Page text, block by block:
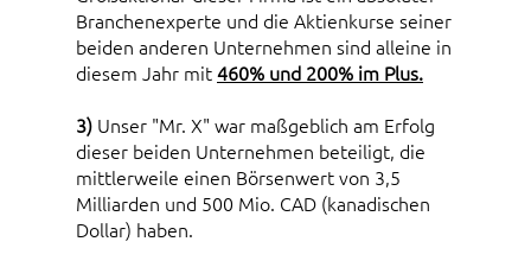
Branchenexperte und die Aktienkurse seiner
beiden anderen Unternehmen sind alleine in
diesem Jahr mit460% und 200% im Plus.
3) Unser "Mr. X" war maßgeblich am Erfolg
dieser beiden Unternehmen beteiligt, die
mittlerweile einen Börsenwert von 3,5
Milliarden und 500 Mio. CAD (kanadischen
Dollar) haben.